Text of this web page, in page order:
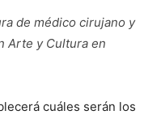
de médico cirujano y
Arte y Cultura en
cuáles serán los